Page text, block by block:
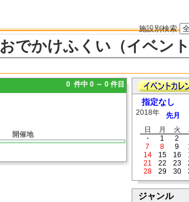
施設別検索
おでかけふくい（イベント
0 件中 0 ～ 0 件目
開催地
指定なし
2018年 先月
日
月 火
・
1 2
7
8 9
14
15 16
21
22 23
28
29 30
ジャンル